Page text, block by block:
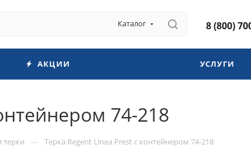
Каталог 8 (800)
АКЦИИ УСЛУГИ
74-218
терки — Терка Regent Linea Prest с контейнером 74-218